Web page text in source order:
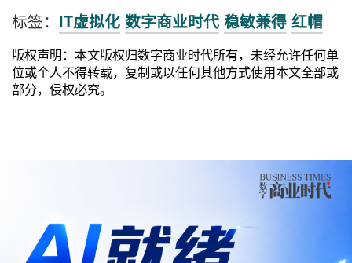
标签： IT虚拟化 数字商业时代 稳敏兼得 红帽
版权声明：本文版权归数字商业时代所有，未经允许任何单
位或个人不得转载，复制或以任何其他方式使用本文全部或
部分，侵权必究。